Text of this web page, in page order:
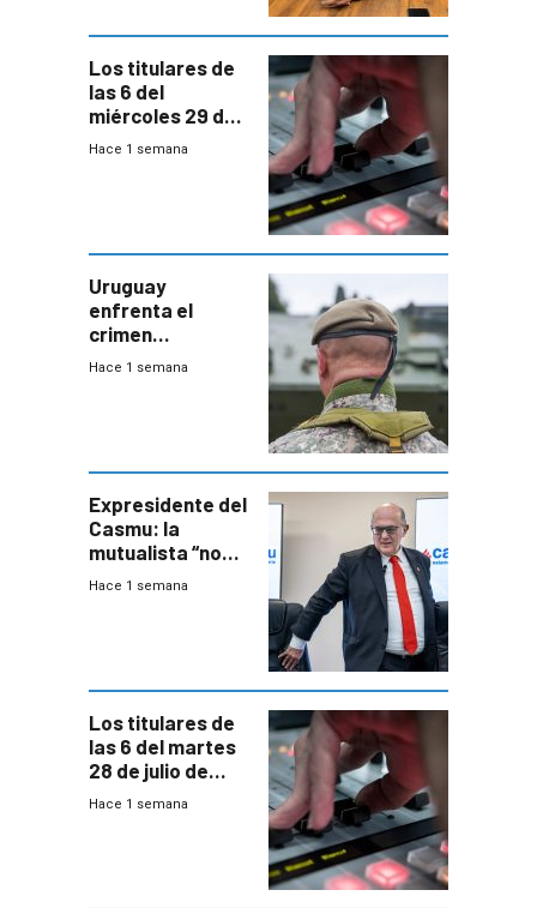
Los titulares de
las 6 del
miércoles 29 de
julio de 2026
Hace 1 semana
Uruguay
enfrenta el
crimen
organizado con
seguridad
Hace 1 semana
Expresidente del
Casmu: la
mutualista “no
está para pagar”
Hace 1 semana
Los titulares de
las 6 del martes
28 de julio de
2026
Hace 1 semana